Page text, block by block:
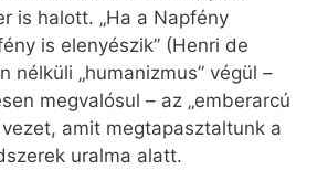
is halott. „Ha a Napfény
is elenyészik” (Henri de
nélküli „humanizmus” végül –
megvalósul – az „emberarcú
amit megtapasztaltunk a
uralma alatt.